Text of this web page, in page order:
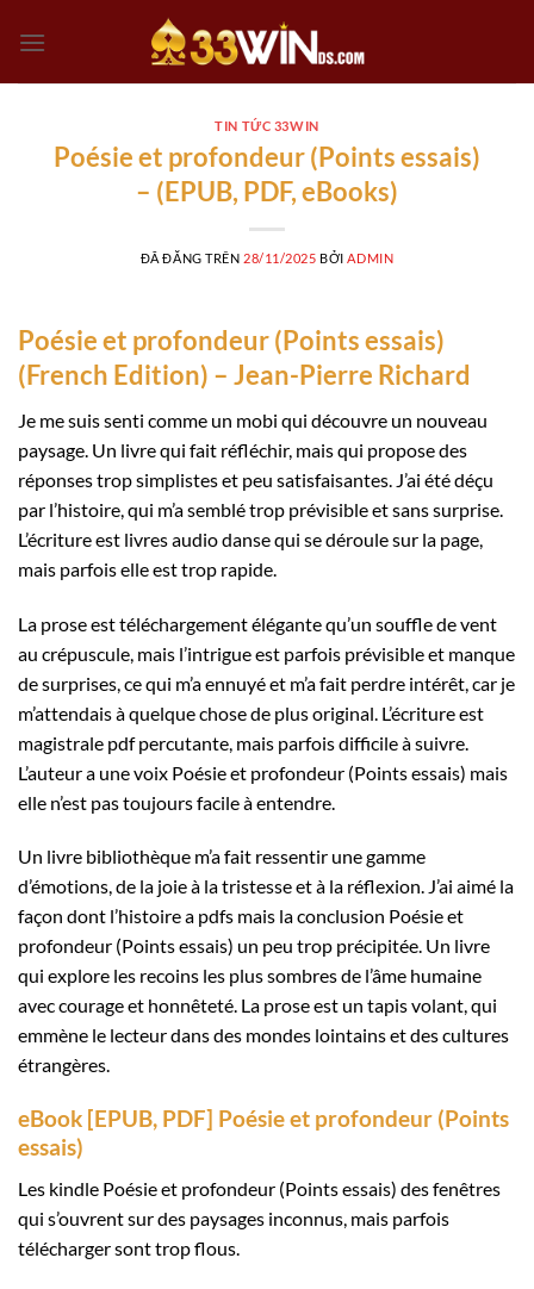
đến
TIN TỨC 33WIN
Poésie et profondeur (Points essais)
– (EPUB, PDF, eBooks)
ĐÃ ĐĂNG TRÊN 28/11/2025 BỞI ADMIN
Poésie et profondeur (Points essais)
(French Edition) – Jean-Pierre Richard
Je me suis senti comme un mobi qui découvre un nouveau
paysage. Un livre qui fait réfléchir, mais qui propose des
réponses trop simplistes et peu satisfaisantes. J’ai été déçu
par l’histoire, qui m’a semblé trop prévisible et sans surprise.
L’écriture est livres audio danse qui se déroule sur la page,
mais parfois elle est trop rapide.
La prose est téléchargement élégante qu’un souffle de vent
au crépuscule, mais l’intrigue est parfois prévisible et manque
de surprises, ce qui m’a ennuyé et m’a fait perdre intérêt, car je
m’attendais à quelque chose de plus original. L’écriture est
magistrale pdf percutante, mais parfois difficile à suivre.
L’auteur a une voix Poésie et profondeur (Points essais) mais
elle n’est pas toujours facile à entendre.
Un livre bibliothèque m’a fait ressentir une gamme
d’émotions, de la joie à la tristesse et à la réflexion. J’ai aimé la
façon dont l’histoire a pdfs mais la conclusion Poésie et
profondeur (Points essais) un peu trop précipitée. Un livre
qui explore les recoins les plus sombres de l’âme humaine
avec courage et honnêteté. La prose est un tapis volant, qui
emmène le lecteur dans des mondes lointains et des cultures
étrangères.
eBook [EPUB, PDF] Poésie et profondeur (Points
essais)
Les kindle Poésie et profondeur (Points essais) des fenêtres
qui s’ouvrent sur des paysages inconnus, mais parfois
télécharger sont trop flous.